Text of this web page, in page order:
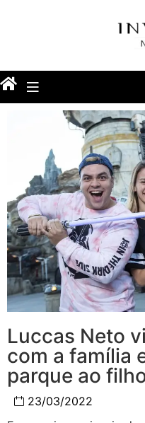
Luccas Neto
com a família
parque ao
23/03/2022